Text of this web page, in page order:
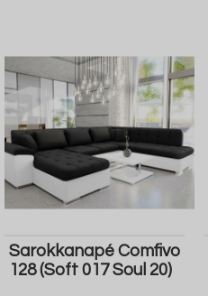
Sarokkanapé Comfivo
128 (Soft 017 Soul 20)